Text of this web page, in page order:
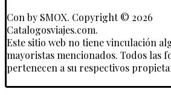
Con by SMOX. Copyright © 2026
Catalogosviajes.com.
Este sitio web no tiene vinculación
mayoristas mencionados. Todos las
pertenecen a su respectivos